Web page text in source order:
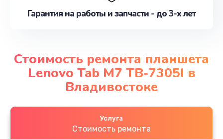
Гарантия на работы и запчасти - до 3-х лет
Стоимость ремонта планшета
Lenovo Tab M7 TB-7305I в
Владивостоке
Услуга
Стоимость ремонта